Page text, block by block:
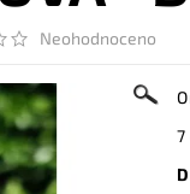
Neohodnoceno
7